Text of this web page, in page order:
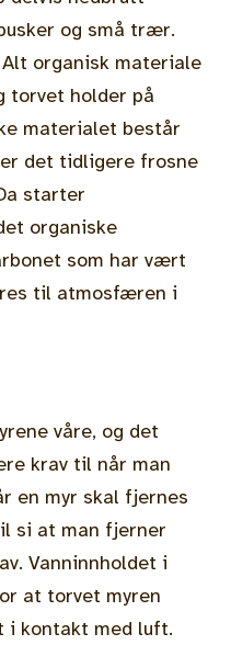
og små trær.
organisk materiale
torvet holder på
materialet består
det tidligere frosne
starter
organiske
som har vært
til atmosfæren i
våre, og det
krav til når man
en myr skal fjernes
si at man fjerner
Vanninnholdet i
at torvet myren
i kontakt med luft.